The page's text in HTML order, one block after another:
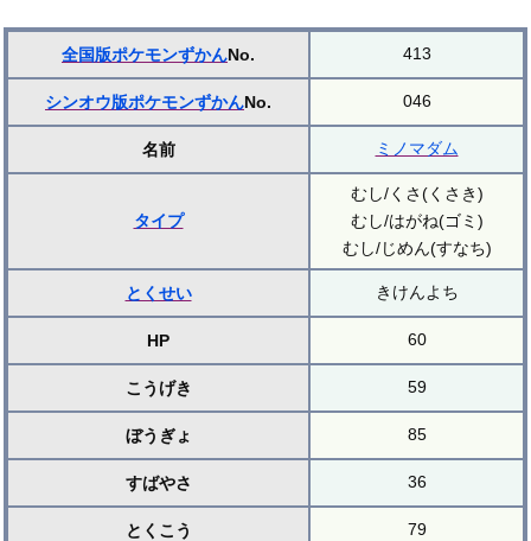
全国版ポケモンずかんNo. 413
シンオウ版ポケモンずかんNo. 046
名前 ミノマダム
タイプ
むし/くさ(くさき)
むし/はがね(ゴミ)
むし/じめん(すなち)
とくせい きけんよち
HP 60
こうげき 59
ぼうぎょ 85
すばやさ 36
とくこう 79